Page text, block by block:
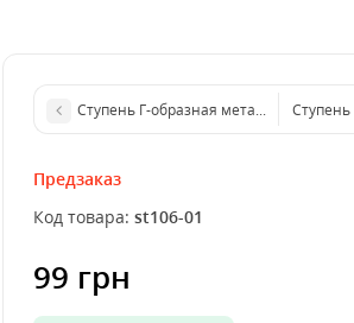
Ступень Г-образная металлическая
Ступень
Предзаказ
Код товара: st106-01
99 грн